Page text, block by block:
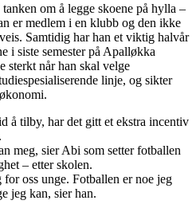
om å legge skoene på hylla –
er medlem i en klubb og den ikke
Samtidig har han et viktig halvår
i siste semester på Apalløkka
sterkt når han skal velge
linje, og sikter
å tilby, har det gitt et ekstra incentiv
meg, sier Abi som setter fotballen
– etter skolen.
oss unge. Fotballen er noe jeg
jeg kan, sier han.